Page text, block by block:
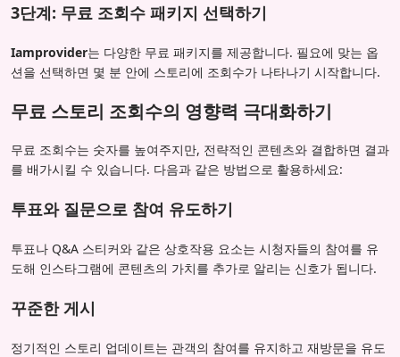
3단계: 무료 조회수 패키지 선택하기
Iamprovider는 다양한 무료 패키지를 제공합니다. 필요에 맞는 옵
션을 선택하면 몇 분 안에 스토리에 조회수가 나타나기 시작합니다.
무료 스토리 조회수의 영향력 극대화하기
무료 조회수는 숫자를 높여주지만, 전략적인 콘텐츠와 결합하면 결과
를 배가시킬 수 있습니다. 다음과 같은 방법으로 활용하세요:
투표와 질문으로 참여 유도하기
투표나 Q&A 스티커와 같은 상호작용 요소는 시청자들의 참여를 유
도해 인스타그램에 콘텐츠의 가치를 추가로 알리는 신호가 됩니다.
꾸준한 게시
정기적인 스토리 업데이트는 관객의 참여를 유지하고 재방문을 유도